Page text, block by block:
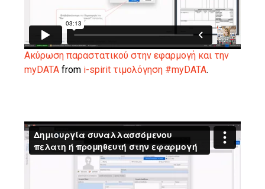
Ακύρωση παραστατικού στην εφαρμογή και την
myDATA from i-spirit τιμολόγηση #myDATA.